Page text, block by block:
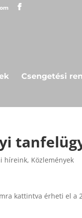
Csengetési
híreink, Közlemények
kattintva érheti el a